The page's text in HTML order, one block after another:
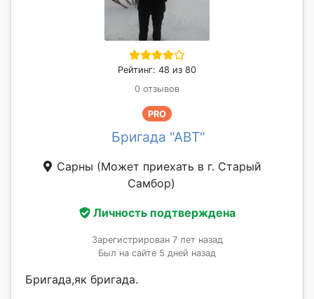
Рейтинг: 48 из 80
0 отзывов
PRO
Бригада "АВT"
Сарны (Может приехать в г. Старый
Самбор)
Личность подтверждена
Зарегистрирован 7 лет назад
Был на сайте 5 дней назад
Бригада,як бригада.